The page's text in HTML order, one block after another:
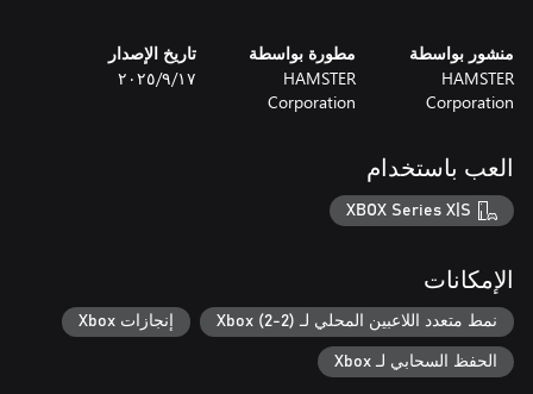
منشور بواسطة
HAMSTER
Corporation
مطورة بواسطة
HAMSTER
Corporation
تاريخ الإصدار
١٧‏/٩‏/٢٠٢٥
العب باستخدام
XBOX Series X|S
الإمكانات
نمط متعدد اللاعبين المحلي لـ Xbox (2-2) إنجازات Xbox
الحفظ السحابي لـ Xbox